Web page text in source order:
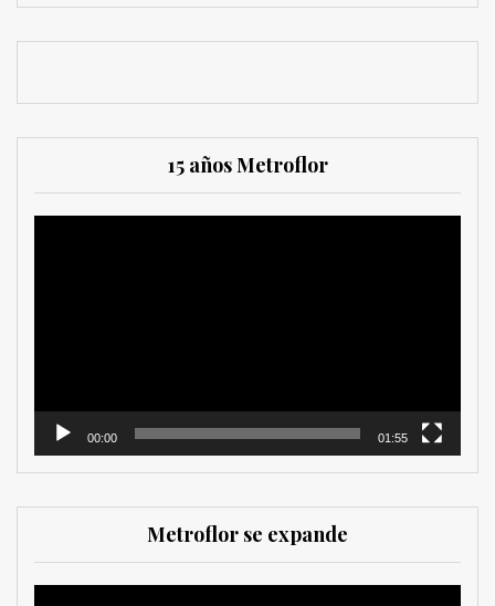
15 años Metroflor
00:00 01:55
Metroflor se expande